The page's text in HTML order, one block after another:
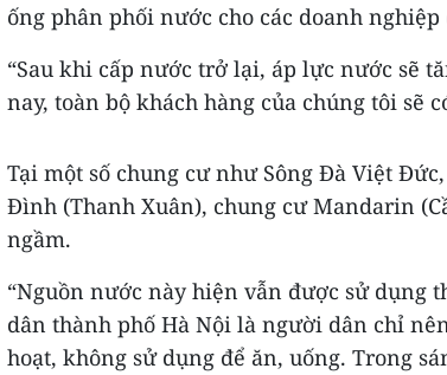
ống phân phối nước cho các doanh
“Sau khi cấp nước trở lại, áp lực nước sẽ
nay, toàn bộ khách hàng của chúng tôi sẽ
Tại một số chung cư như Sông Đà Việt
Đình (Thanh Xuân), chung cư Mandarin
ngầm.
“Nguồn nước này hiện vẫn được sử dụng
dân thành phố Hà Nội là người dân chỉ
hoạt, không sử dụng để ăn, uống. Trong